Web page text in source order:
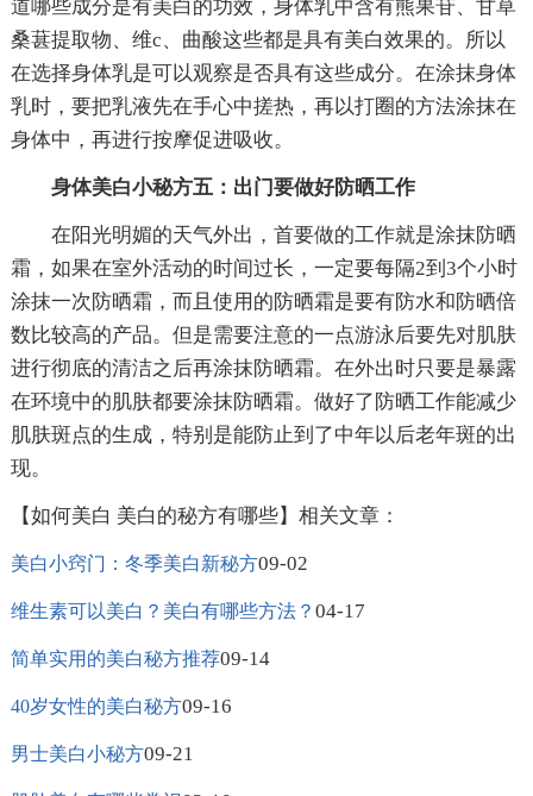
道哪些成分是有美白的功效，身体乳中含有熊果苷、甘草
桑葚提取物、维c、曲酸这些都是具有美白效果的。所以
在选择身体乳是可以观察是否具有这些成分。在涂抹身体
乳时，要把乳液先在手心中搓热，再以打圈的方法涂抹在
身体中，再进行按摩促进吸收。
身体美白小秘方五：出门要做好防晒工作
在阳光明媚的天气外出，首要做的工作就是涂抹防晒
霜，如果在室外活动的时间过长，一定要每隔2到3个小时
涂抹一次防晒霜，而且使用的防晒霜是要有防水和防晒倍
数比较高的产品。但是需要注意的一点游泳后要先对肌肤
进行彻底的清洁之后再涂抹防晒霜。在外出时只要是暴露
在环境中的肌肤都要涂抹防晒霜。做好了防晒工作能减少
肌肤斑点的生成，特别是能防止到了中年以后老年斑的出
现。
【如何美白 美白的秘方有哪些】相关文章：
美白小窍门：冬季美白新秘方09-02
维生素可以美白？美白有哪些方法？ 04-17
简单实用的美白秘方推荐09-14
40岁女性的美白秘方09-16
男士美白小秘方09-21